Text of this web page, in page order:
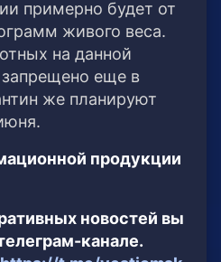
примерно будет от
живого веса.
на данной
еще в
же планируют
продукции
новостей вы
канале.